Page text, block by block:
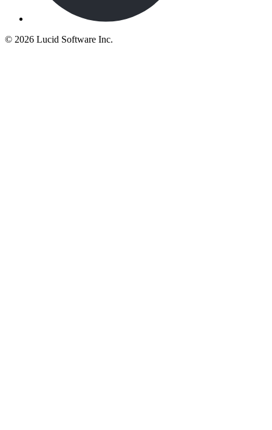
© 2026 Lucid Software Inc.